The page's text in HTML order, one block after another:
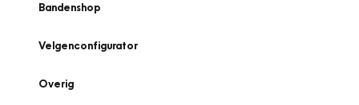
Bandenshop
Velgenconfigurator
Overig